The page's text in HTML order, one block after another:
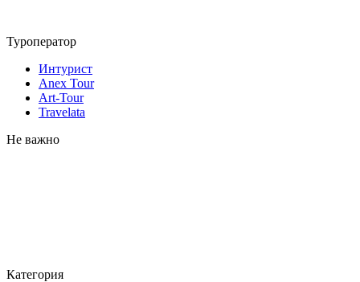
Туроператор
Интурист
Anex Tour
Art-Tour
Travelata
Не важно
Категория